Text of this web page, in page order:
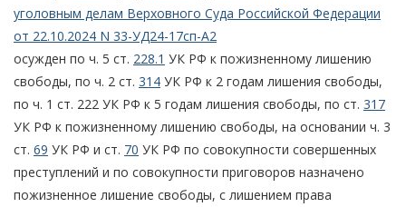
уголовным делам Верховного Суда Российской Федерации
от 22.10.2024 N 33-УД24-17сп-А2
осужден по ч. 5 ст. 228.1 УК РФ к пожизненному лишению
свободы, по ч. 2 ст. 314 УК РФ к 2 годам лишения свободы,
по ч. 1 ст. 222 УК РФ к 5 годам лишения свободы, по ст. 317
УК РФ к пожизненному лишению свободы, на основании ч. 3
ст. 69 УК РФ и ст. 70 УК РФ по совокупности совершенных
преступлений и по совокупности приговоров назначено
пожизненное лишение свободы, с лишением права